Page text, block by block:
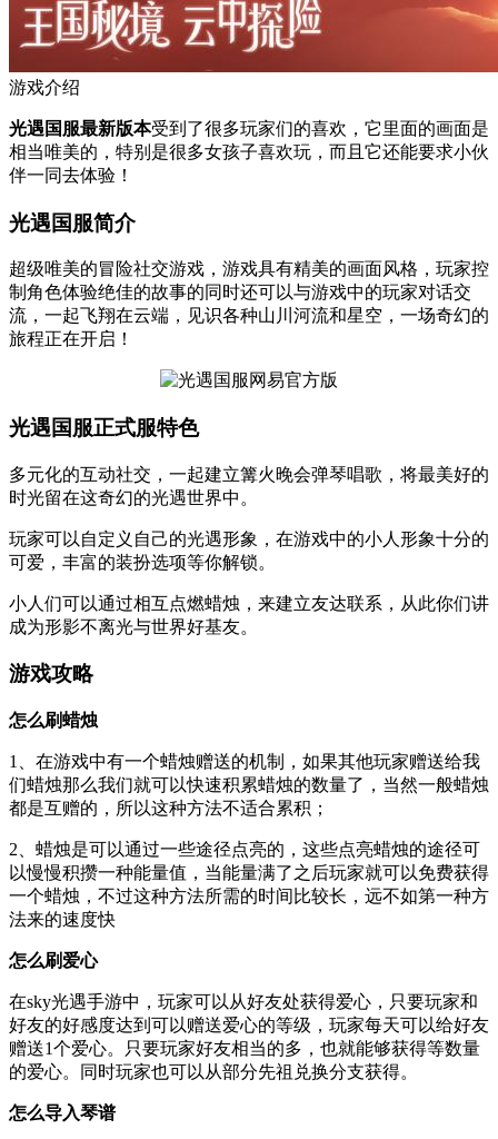
游戏介绍
光遇国服最新版本受到了很多玩家们的喜欢，它里面的画面是
相当唯美的，特别是很多女孩子喜欢玩，而且它还能要求小伙
伴一同去体验！
光遇国服简介
超级唯美的冒险社交游戏，游戏具有精美的画面风格，玩家控
制角色体验绝佳的故事的同时还可以与游戏中的玩家对话交
流，一起飞翔在云端，见识各种山川河流和星空，一场奇幻的
旅程正在开启！
光遇国服正式服特色
多元化的互动社交，一起建立篝火晚会弹琴唱歌，将最美好的
时光留在这奇幻的光遇世界中。
玩家可以自定义自己的光遇形象，在游戏中的小人形象十分的
可爱，丰富的装扮选项等你解锁。
小人们可以通过相互点燃蜡烛，来建立友达联系，从此你们讲
成为形影不离光与世界好基友。
游戏攻略
怎么刷蜡烛
1、在游戏中有一个蜡烛赠送的机制，如果其他玩家赠送给我
们蜡烛那么我们就可以快速积累蜡烛的数量了，当然一般蜡烛
都是互赠的，所以这种方法不适合累积；
2、蜡烛是可以通过一些途径点亮的，这些点亮蜡烛的途径可
以慢慢积攒一种能量值，当能量满了之后玩家就可以免费获得
一个蜡烛，不过这种方法所需的时间比较长，远不如第一种方
法来的速度快
怎么刷爱心
在sky光遇手游中，玩家可以从好友处获得爱心，只要玩家和
好友的好感度达到可以赠送爱心的等级，玩家每天可以给好友
赠送1个爱心。只要玩家好友相当的多，也就能够获得等数量
的爱心。同时玩家也可以从部分先祖兑换分支获得。
怎么导入琴谱